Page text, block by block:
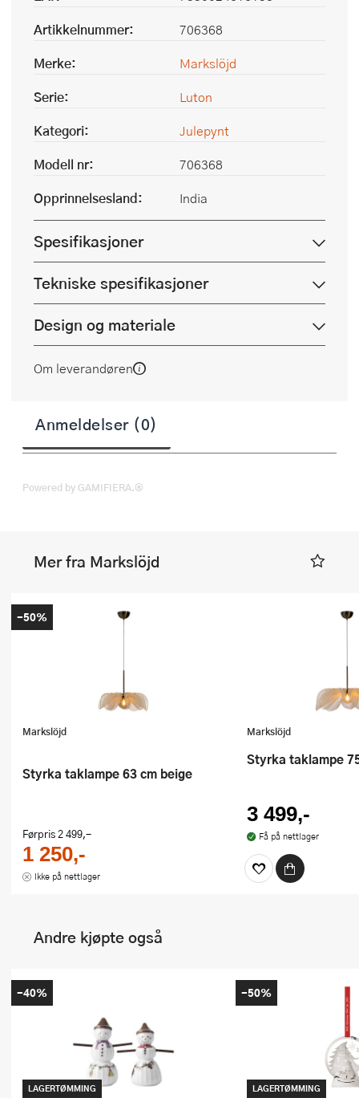
Artikkelnummer:
706368
Merke:
Markslöjd
Serie:
Luton
Kategori:
Julepynt
Modell nr:
706368
Opprinnelsesland:
India
Spesifikasjoner
Tekniske spesifikasjoner
Design og materiale
Om leverandøren
Anmeldelser (0)
Powered by GAMIFIERA.®
Mer fra Markslöjd
Markslöjd
Styrka taklampe 63 cm beige
Førpris2 499,-
1 250,-
Ikke på nettlager
-50%
Markslöjd
Styrka taklampe
3 499,-
Få på nettlager
Andre kjøpte også
LAGERTØMMING
-40%
LAGERTØMMING
-50%